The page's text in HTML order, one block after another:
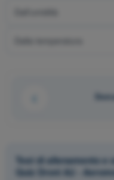
Test di allenamento
Quiz Droni A2 -